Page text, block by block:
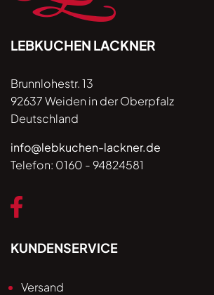
LEBKUCHEN LACKNER
Brunnlohestr. 13
92637 Weiden in der Oberpfalz
Deutschland
info@lebkuchen-lackner.de
Telefon: 0160 - 94824581
KUNDENSERVICE
Versand